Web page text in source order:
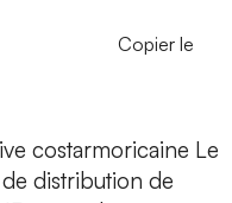
Copier le
costarmoricaine Le
distribution de